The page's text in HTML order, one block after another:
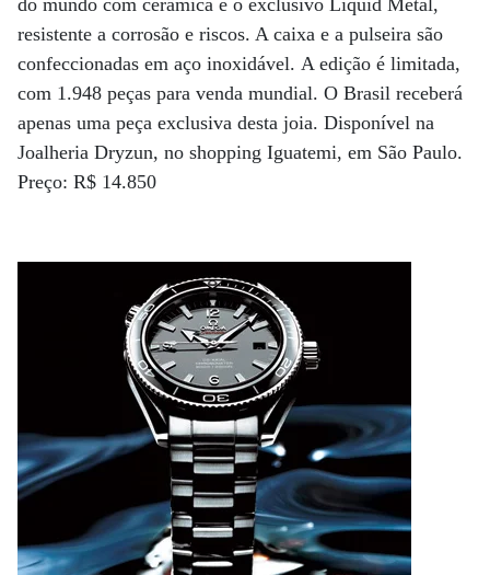
resistente a corrosão e riscos. A caixa e a pulseira são
confeccionadas em aço inoxidável. A edição é limitada,
com 1.948 peças para venda mundial. O Brasil receberá
apenas uma peça exclusiva desta joia. Disponível na
Joalheria Dryzun, no shopping Iguatemi, em São Paulo.
Preço: R$ 14.850